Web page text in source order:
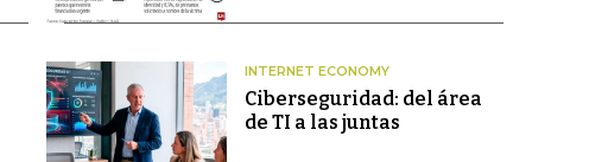
INTERNET ECONOMY
Ciberseguridad: del área
de TI a las juntas